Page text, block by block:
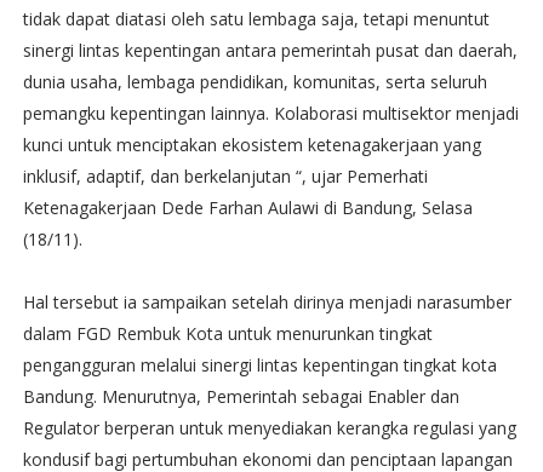
tidak dapat diatasi oleh satu lembaga saja, tetapi menuntut
sinergi lintas kepentingan antara pemerintah pusat dan daerah,
dunia usaha, lembaga pendidikan, komunitas, serta seluruh
pemangku kepentingan lainnya. Kolaborasi multisektor menjadi
kunci untuk menciptakan ekosistem ketenagakerjaan yang
inklusif, adaptif, dan berkelanjutan “, ujar Pemerhati
Ketenagakerjaan Dede Farhan Aulawi di Bandung, Selasa
(18/11).
Hal tersebut ia sampaikan setelah dirinya menjadi narasumber
dalam FGD Rembuk Kota untuk menurunkan tingkat
pengangguran melalui sinergi lintas kepentingan tingkat kota
Bandung. Menurutnya, Pemerintah sebagai Enabler dan
Regulator berperan untuk menyediakan kerangka regulasi yang
kondusif bagi pertumbuhan ekonomi dan penciptaan lapangan